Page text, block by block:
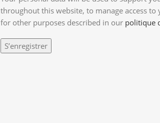
throughout this website, to manage access to
for other purposes described in our politique
S’enregistrer